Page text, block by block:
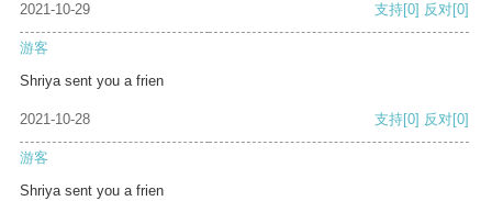
2021-10-29 支持[0] 反对[0]
游客
Shriya sent you a frien
2021-10-28 支持[0] 反对[0]
游客
Shriya sent you a frien